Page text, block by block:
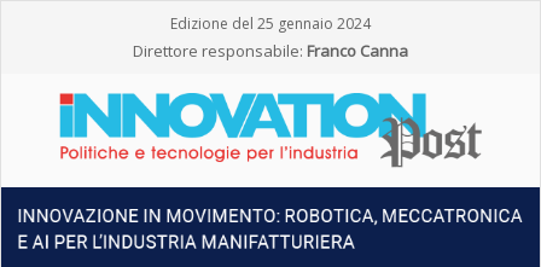
Edizione del 25 gennaio 2024
Direttore responsabile: Franco Canna